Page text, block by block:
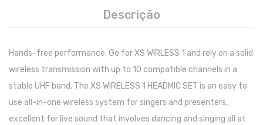
Peles
Percursão
Descrição
Hands-free performance. Go for XS WIRLESS 1 and rely on a solid
wireless transmission with up to 10 compatible channels in a
stable UHF band. The XS WIRELESS 1 HEADMIC SET is an easy to
use all-in-one wireless system for singers and presenters,
excellent for live sound that involves dancing and singing all at